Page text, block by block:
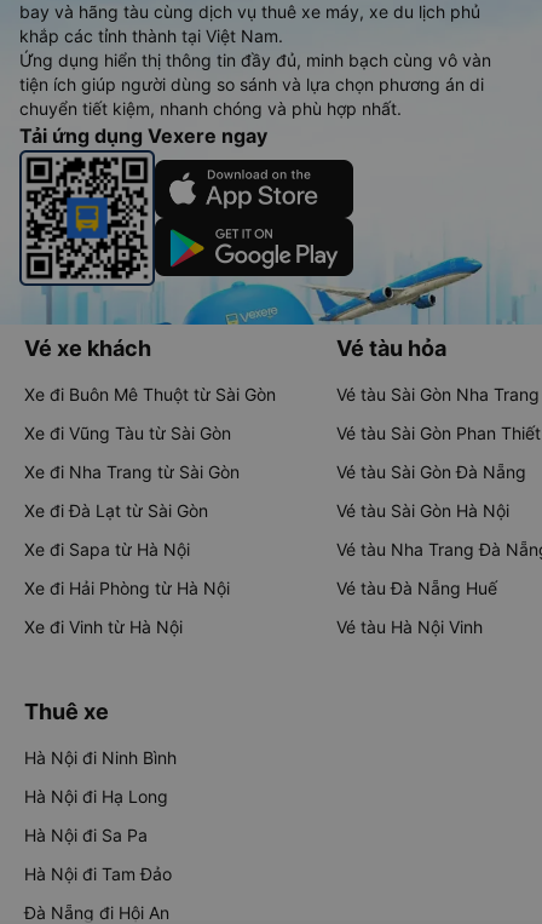
bay và hãng tàu cùng dịch vụ thuê xe máy, xe du lịch phủ
khắp các tỉnh thành tại Việt Nam.
Ứng dụng hiển thị thông tin đầy đủ, minh bạch cùng vô vàn
tiện ích giúp người dùng so sánh và lựa chọn phương án di
chuyển tiết kiệm, nhanh chóng và phù hợp nhất.
Tải ứng dụng Vexere ngay
Vé xe khách
Xe đi Buôn Mê Thuột từ Sài Gòn
Xe đi Vũng Tàu từ Sài Gòn
Xe đi Nha Trang từ Sài Gòn
Xe đi Đà Lạt từ Sài Gòn
Xe đi Sapa từ Hà Nội
Xe đi Hải Phòng từ Hà Nội
Xe đi Vinh từ Hà Nội
Vé tàu hỏa
Vé tàu Sài Gòn Nha Trang
Vé tàu Sài Gòn Phan Thiết
Vé tàu Sài Gòn Đà Nẵng
Vé tàu Sài Gòn Hà Nội
Vé tàu Nha Trang Đà
Vé tàu Đà Nẵng Huế
Vé tàu Hà Nội Vinh
Thuê xe
Hà Nội đi Ninh Bình
Hà Nội đi Hạ Long
Hà Nội đi Sa Pa
Hà Nội đi Tam Đảo
Đà Nẵng đi Hội An